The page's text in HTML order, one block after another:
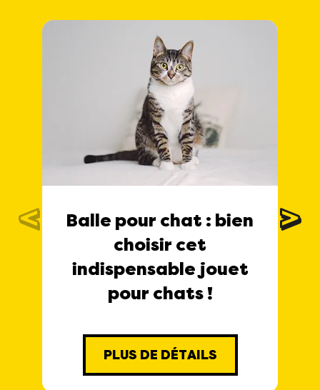
Balle pour chat : bien
choisir cet
indispensable jouet
pour chats !
PLUS DE DÉTAILS